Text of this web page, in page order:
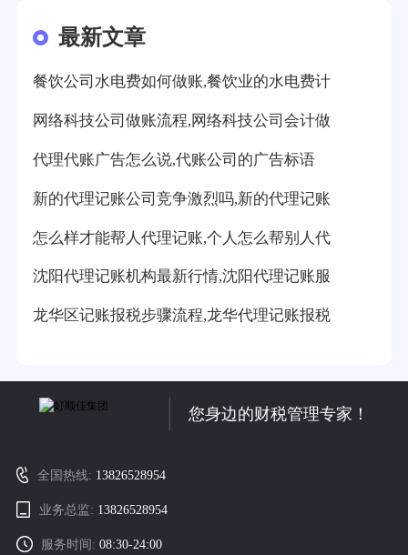
最新文章
餐饮公司水电费如何做账,餐饮业的水电费计
网络科技公司做账流程,网络科技公司会计做
代理代账广告怎么说,代账公司的广告标语
新的代理记账公司竞争激烈吗,新的代理记账
怎么样才能帮人代理记账,个人怎么帮别人代
沈阳代理记账机构最新行情,沈阳代理记账服
龙华区记账报税步骤流程,龙华代理记账报税
您身边的财税管理专家！
全国热线: 13826528954
业务总监: 13826528954
服务时间:08:30-24:00